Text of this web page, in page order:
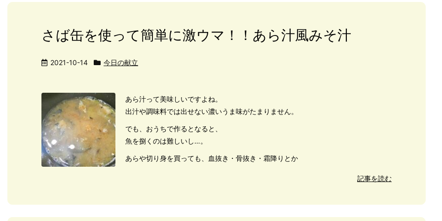
さば缶を使って簡単に激ウマ！！あら汁風みそ汁
2021-10-14 今日の献立
あら汁って美味しいですよね。
出汁や調味料では出せない濃いうま味がたまりません。
でも、おうちで作るとなると、
魚を捌くのは難しいし…。
あらや切り身を買っても、血抜き・骨抜き・霜降りとか
記事を読む